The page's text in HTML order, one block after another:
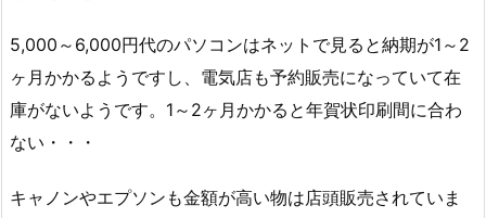
5,000～6,000円代のパソコンはネットで見ると納期が1～2
ヶ月かかるようですし、電気店も予約販売になっていて在
庫がないようです。1～2ヶ月かかると年賀状印刷間に合わ
ない・・・
キャノンやエプソンも金額が高い物は店頭販売されていま